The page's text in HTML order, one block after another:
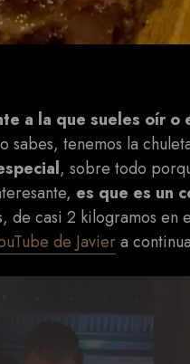
a la que sueles oír o
sabes, tenemos la
, sobre todo
es que es un
de casi 2 kilogramos en
de Javier a